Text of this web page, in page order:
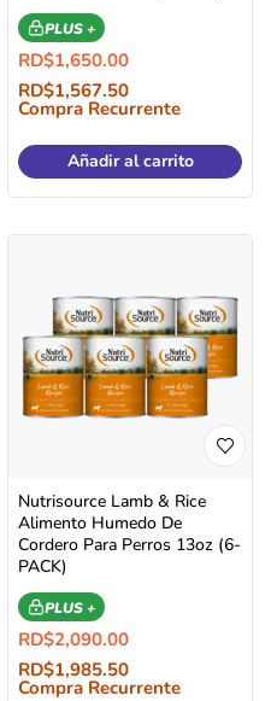
PLUS +
RD$1,650.00
RD$1,567.50
Compra Recurrente
Añadir al carrito
Nutrisource Lamb & Rice
Alimento Humedo De
Cordero Para Perros 13oz (6-
PACK)
PLUS +
RD$2,090.00
RD$1,985.50
Compra Recurrente